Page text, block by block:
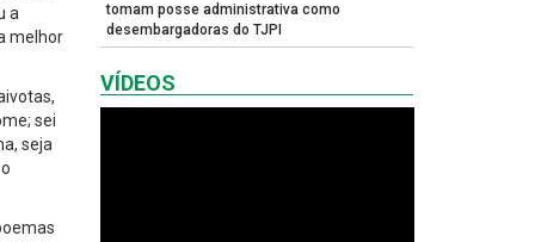
a
melhor
sei
seja
tomam posse administrativa como
desembargadoras do TJPI
VÍDEOS